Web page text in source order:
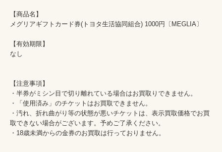
【商品名】
メグリアギフトカード券(トヨタ生活協同組合) 1000円〔MEGLIA〕
【有効期限】
なし
【注意事項】
・半券がミシン目で切り離れている場合はお買取りできません。
・「使用済み」のチケットはお買取できません。
・汚れ、折れ曲がり等の状態が悪いチケットは、表示買取価格でお買
取できない場合がございます。予めご了承ください。
・18歳未満からの金券のお買取は行っておりません。